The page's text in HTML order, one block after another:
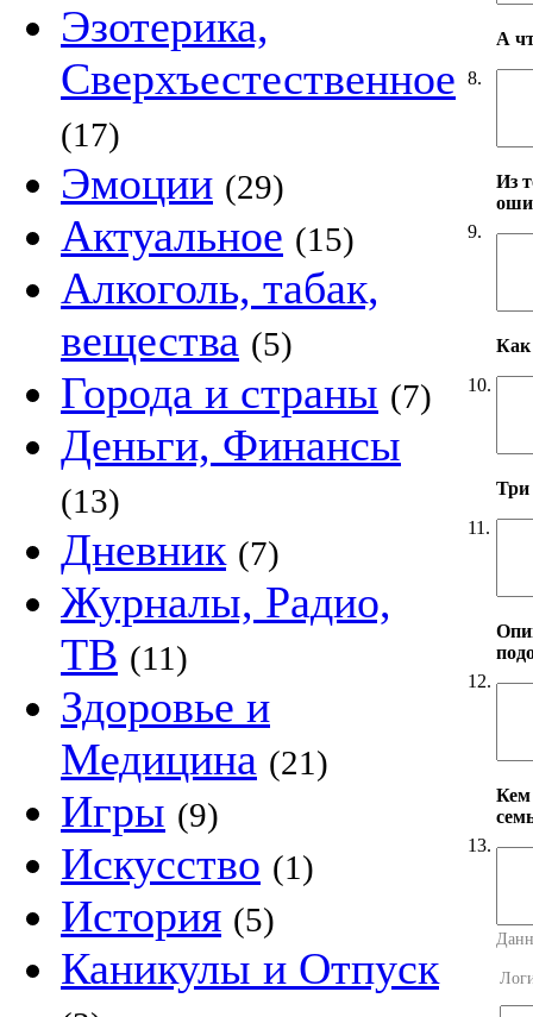
Эзотерика,
Сверхъестественное
(17)
Эмоции (29)
Актуальное (15)
Алкоголь, табак,
вещества (5)
Города и страны (7)
Деньги, Финансы
(13)
Дневник (7)
Журналы, Радио,
ТВ (11)
Здоровье и
Медицина (21)
Игры (9)
Искусство (1)
История (5)
Каникулы и Отпуск
8.
А
9.
Из
10.
Как
11.
Три
12.
13.
Кем